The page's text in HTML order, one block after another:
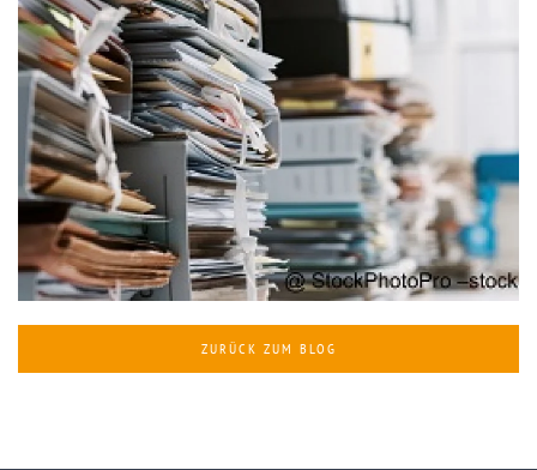
ZURÜCK ZUM BLOG